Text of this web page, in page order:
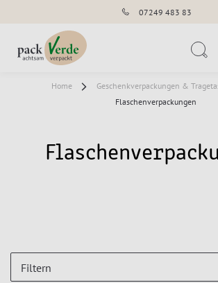
07249 483 83
Home
Geschenkverpackungen &
Flaschenverpackungen
Filtern